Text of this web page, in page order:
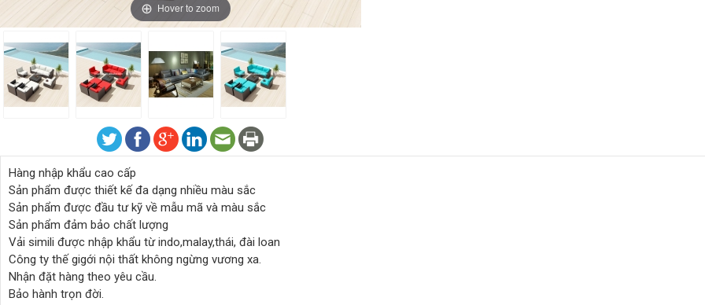
Hover to zoom
Hàng nhập khẩu cao cấp
Sản phẩm được thiết kế đa dạng nhiều màu sắc
Sản phẩm được đầu tư kỹ về mẫu mã và màu sắc
Sản phẩm đảm bảo chất lượng
Vải simili được nhập khẩu từ indo,malay,thái, đài loan
Công ty thế gigới nội thất không ngừng vương xa.
Nhận đặt hàng theo yêu cầu.
Bảo hành trọn đời.